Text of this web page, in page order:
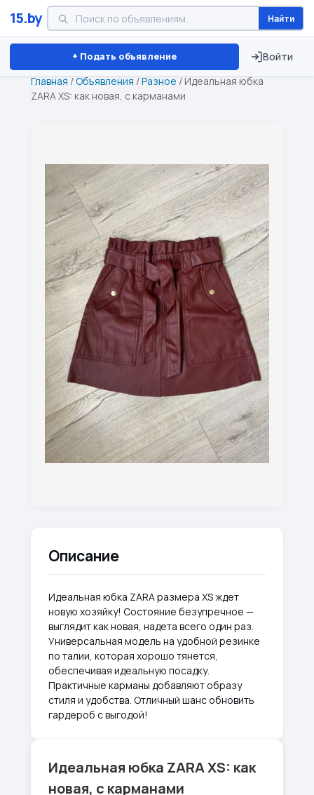
15.by Найти
+ Подать объявление Войти
Минск Витебск Брест ⏱ ТОЛЬКО 15 ДНЕЙ
Главная /Объявления /Разное / Идеальная юбка
ZARA XS: как новая, с карманами
Описание
Идеальная юбка ZARA размера XS ждет
новую хозяйку! Состояние безупречное —
выглядит как новая, надета всего один раз.
Универсальная модель на удобной резинке
по талии, которая хорошо тянется,
обеспечивая идеальную посадку.
Практичные карманы добавляют образу
стиля и удобства. Отличный шанс обновить
гардероб с выгодой!
Идеальная юбка ZARA XS: как
новая, с карманами